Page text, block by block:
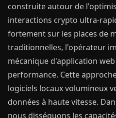
construite autour de
interactions crypto ultra-
fortement sur les places de
traditionnelles, l'opérateur
mécanique d'application
performance. Cette
logiciels locaux volumineux
données à haute vitesse.
nous disséquons les